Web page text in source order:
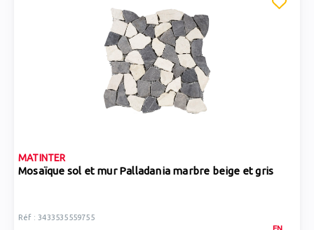
MATINTER
Mosaïque sol et mur Palladania marbre beige et gris
Réf : 3433535559755